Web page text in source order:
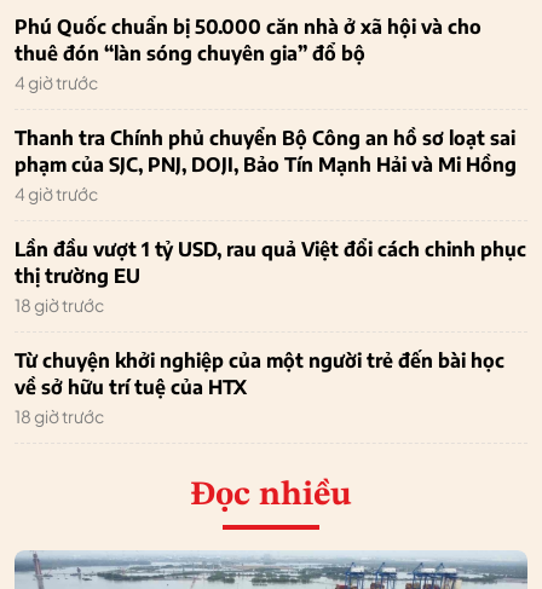
Phú Quốc chuẩn bị 50.000 căn nhà ở xã hội và cho
thuê đón “làn sóng chuyên gia” đổ bộ
4 giờ trước
Thanh tra Chính phủ chuyển Bộ Công an hồ sơ loạt sai
phạm của SJC, PNJ, DOJI, Bảo Tín Mạnh Hải và Mi Hồng
4 giờ trước
Lần đầu vượt 1 tỷ USD, rau quả Việt đổi cách chinh phục
thị trường EU
18 giờ trước
Từ chuyện khởi nghiệp của một người trẻ đến bài học
về sở hữu trí tuệ của HTX
18 giờ trước
Đọc nhiều